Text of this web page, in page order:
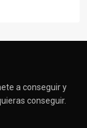
a conseguir y
conseguir.